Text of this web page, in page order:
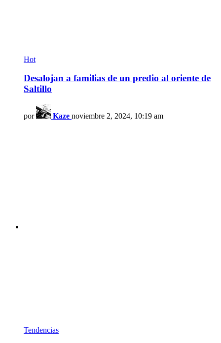
Hot
Desalojan a familias de un predio al oriente de
Saltillo
por Kaze noviembre 2, 2024, 10:19 am
Tendencias